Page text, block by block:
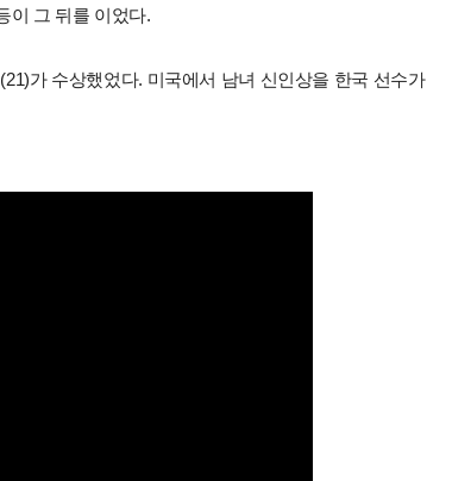
이 그 뒤를 이었다.
가 수상했었다. 미국에서 남녀 신인상을 한국 선수가